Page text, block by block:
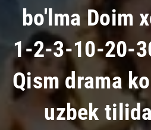
bo'lma Doim
1-2-3-10-20-
Qism drama
uzbek